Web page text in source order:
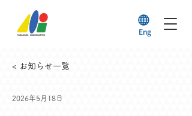
Eng
< お知らせ一覧
2026年5月18日